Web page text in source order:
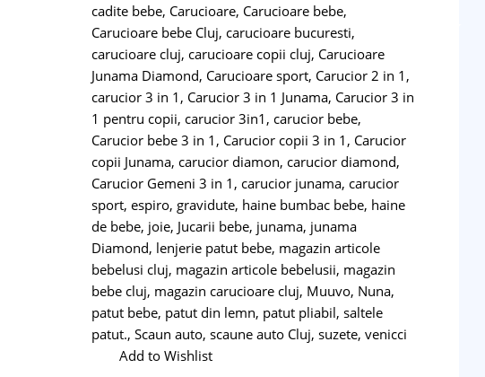
cadite bebe, Carucioare, Carucioare bebe,
Carucioare bebe Cluj, carucioare bucuresti,
carucioare cluj, carucioare copii cluj, Carucioare
Junama Diamond, Carucioare sport, Carucior 2 in 1 ,
carucior 3 in 1 , Carucior 3 in 1 Junama, Carucior 3 in
1 pentru copii, carucior 3in1 , carucior bebe,
Carucior bebe 3 in 1 , Carucior copii 3 in 1 , Carucior
copii Junama, carucior diamon, carucior diamond,
Carucior Gemeni 3 in 1 , carucior junama, carucior
sport, espiro, gravidute, haine bumbac bebe, haine
de bebe, joie, Jucarii bebe, junama, junama
Diamond, lenjerie patut bebe, magazin articole
bebelusi cluj, magazin articole bebelusii, magazin
bebe cluj, magazin carucioare cluj, Muuvo, Nuna,
patut bebe, patut din lemn, patut pliabil, saltele
patut., Scaun auto, scaune auto Cluj, suzete, venicci
Add to Wishlist